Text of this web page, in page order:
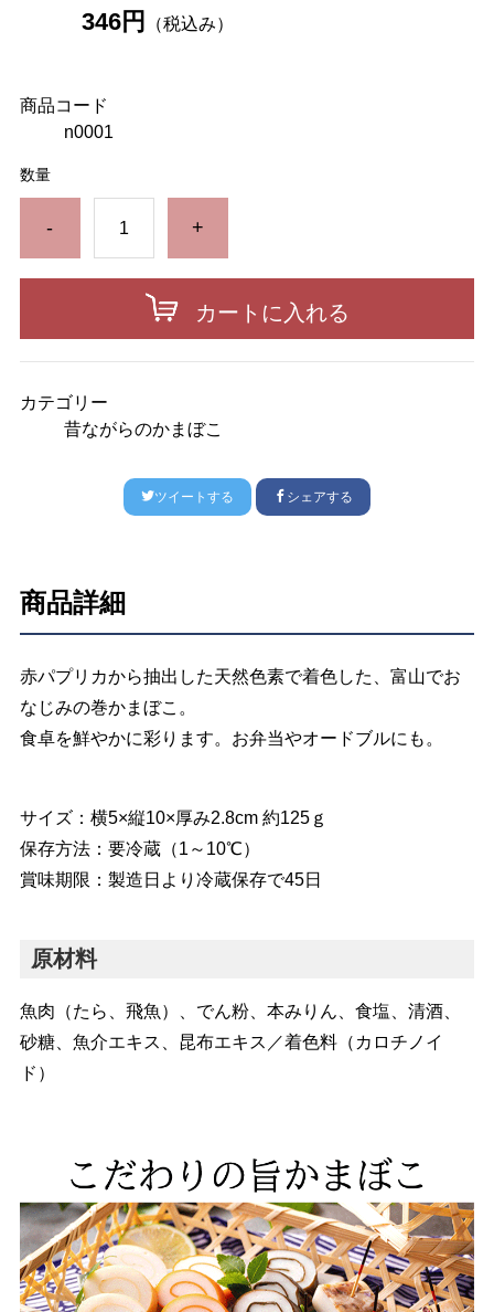
346円 （税込み）
商品コード
n0001
数量
- +
カートに入れる
カテゴリー
昔ながらのかまぼこ
ツイートする シェアする
商品詳細
赤パプリカから抽出した天然色素で着色した、富山でお
なじみの巻かまぼこ。
食卓を鮮やかに彩ります。お弁当やオードブルにも。
サイズ：横5×縦10×厚み2.8cm 約125ｇ
保存方法：要冷蔵（1～10℃）
賞味期限：製造日より冷蔵保存で45日
原材料
魚肉（たら、飛魚）、でん粉、本みりん、食塩、清酒、
砂糖、魚介エキス、昆布エキス／着色料（カロチノイ
ド）